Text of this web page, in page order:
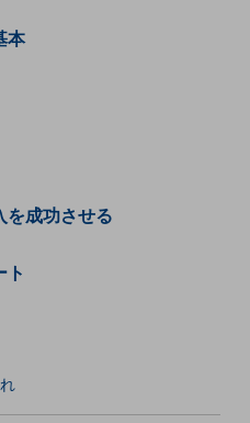
本
を成功させる
ト